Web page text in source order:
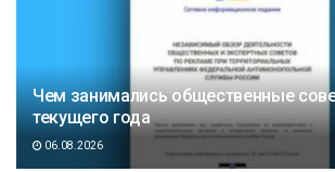
Чем занимались общественные
текущего года
06.08.2026